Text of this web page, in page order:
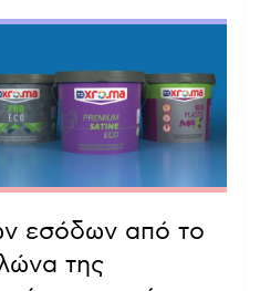
εσόδων από το
της